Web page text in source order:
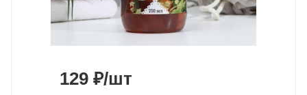
129 ₽/шт